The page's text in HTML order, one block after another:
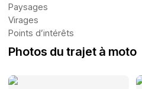
Paysages
Virages
Points d’intérêts
Photos du trajet à moto